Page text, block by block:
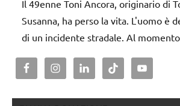
Il 49enne Toni Ancora, originario di
Susanna, ha perso la vita. L'uomo è
di un incidente stradale. Al